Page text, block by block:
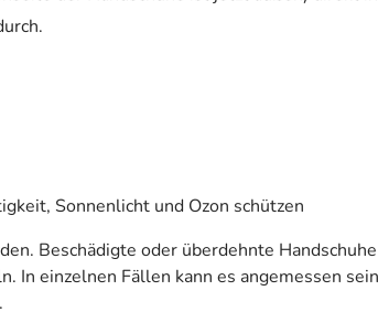
Sonnenlicht und Ozon schützen
Beschädigte oder überdehnte
einzelnen Fällen kann es angemessen